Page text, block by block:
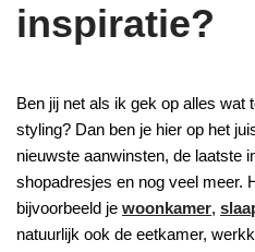
inspiratie?
Ben jij net als ik gek op alles wat
styling? Dan ben je hier op het
nieuwste aanwinsten, de laatste
shopadresjes en nog veel meer.
bijvoorbeeld je woonkamer,
natuurlijk ook de eetkamer,